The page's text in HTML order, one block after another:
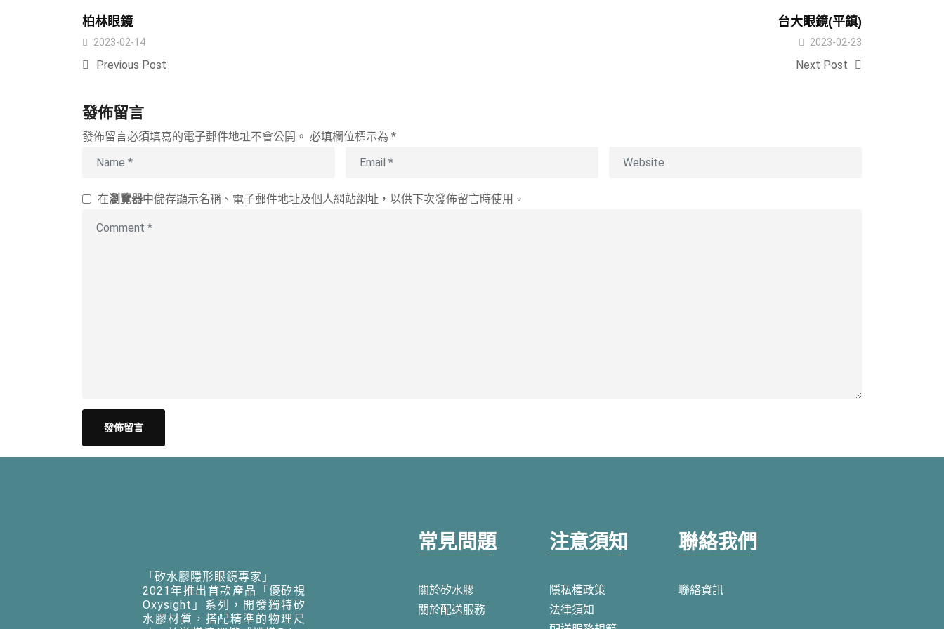
柏林眼鏡
2023-02-14
Previous Post
台大眼鏡(平鎮)
2023-02-23
Next Post
發佈留言
發佈留言必須填寫的電子郵件地址不會公開。 必填欄位標示為 *
在瀏覽器中儲存顯示名稱、電子郵件地址及個人網站網址，以供下次發佈留言時使用。
「矽水膠隱形眼鏡專家」
2021年推出首款產品「優矽視
Oxysight」系列，開發獨特矽
水膠材質，搭配精準的物理尺
常見問題
關於矽水膠
關於配送服務
注意須知
隱私權政策
法律須知
聯絡我們
聯絡資訊